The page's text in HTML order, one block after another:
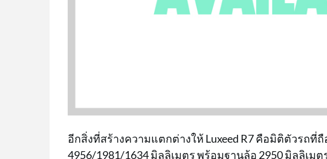
อีกสิ่งที่สร้างความแตกต่างให้ Luxeed R7 คือมิติตัวรถที่
4956/1981/1634 มิลลิเมตร พร้อมฐานล้อ 2950 มิลลิเ